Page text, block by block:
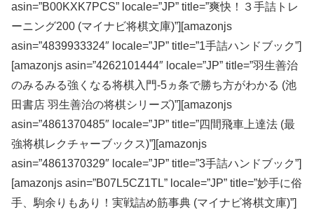
asin=”B00KXK7PCS” locale=”JP” title=”爽快！３手詰トレ
ーニング200 (マイナビ将棋文庫)”][amazonjs
asin=”4839933324″ locale=”JP” title=”1手詰ハンドブック”]
[amazonjs asin=”4262101444″ locale=”JP” title=”羽生善治
のみるみる強くなる将棋入門-5ヵ条で勝ち方がわかる (池
田書店 羽生善治の将棋シリーズ)”][amazonjs
asin=”4861370485″ locale=”JP” title=”四間飛車上達法 (最
強将棋レクチャーブックス)”][amazonjs
asin=”4861370329″ locale=”JP” title=”3手詰ハンドブック”]
[amazonjs asin=”B07L5CZ1TL” locale=”JP” title=”妙手に俗
手、駒余りもあり！実戦詰め筋事典 (マイナビ将棋文庫)”]